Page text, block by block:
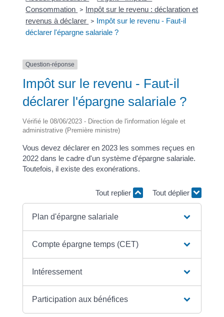
Consommation > Impôt sur le revenu : déclaration et
revenus à déclarer > Impôt sur le revenu - Faut-il
déclarer l'épargne salariale ?
Question-réponse
Impôt sur le revenu - Faut-il
déclarer l'épargne salariale ?
Vérifié le 08/06/2023 - Direction de l'information légale et
administrative (Première ministre)
Vous devez déclarer en 2023 les sommes reçues en
2022 dans le cadre d'un système d'épargne salariale.
Toutefois, il existe des exonérations.
Tout replier Tout déplier
Plan d'épargne salariale
Compte épargne temps (CET)
Intéressement
Participation aux bénéfices